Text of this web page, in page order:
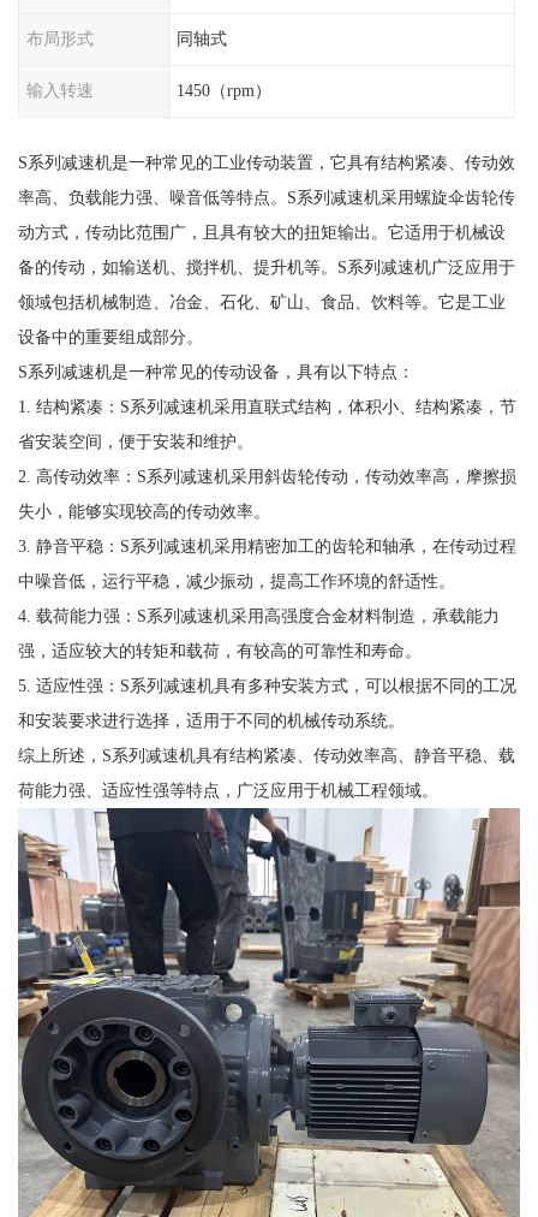
布局形式 同轴式
输入转速 1450（rpm）
S系列减速机是一种常见的工业传动装置，它具有结构紧凑、传动效
率高、负载能力强、噪音低等特点。S系列减速机采用螺旋伞齿轮传
动方式，传动比范围广，且具有较大的扭矩输出。它适用于机械设
备的传动，如输送机、搅拌机、提升机等。S系列减速机广泛应用于
领域包括机械制造、冶金、石化、矿山、食品、饮料等。它是工业
设备中的重要组成部分。
S系列减速机是一种常见的传动设备，具有以下特点：
1. 结构紧凑：S系列减速机采用直联式结构，体积小、结构紧凑，节
省安装空间，便于安装和维护。
2. 高传动效率：S系列减速机采用斜齿轮传动，传动效率高，摩擦损
失小，能够实现较高的传动效率。
3. 静音平稳：S系列减速机采用精密加工的齿轮和轴承，在传动过程
中噪音低，运行平稳，减少振动，提高工作环境的舒适性。
4. 载荷能力强：S系列减速机采用高强度合金材料制造，承载能力
强，适应较大的转矩和载荷，有较高的可靠性和寿命。
5. 适应性强：S系列减速机具有多种安装方式，可以根据不同的工况
和安装要求进行选择，适用于不同的机械传动系统。
综上所述，S系列减速机具有结构紧凑、传动效率高、静音平稳、载
荷能力强、适应性强等特点，广泛应用于机械工程领域。